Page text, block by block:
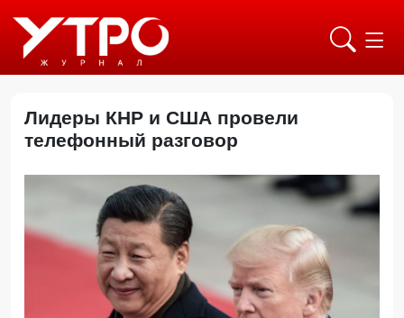
Лидеры КНР и США провели
телефонный разговор